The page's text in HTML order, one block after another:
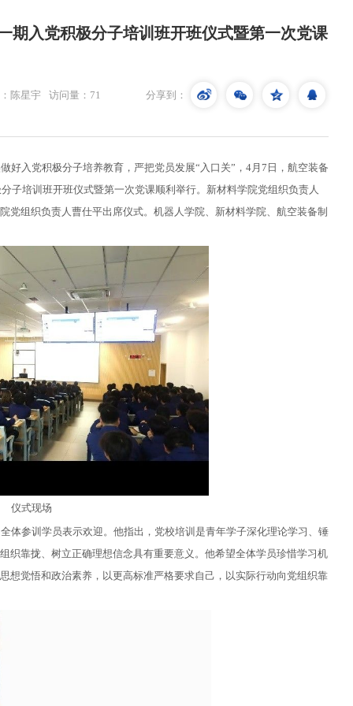
期入党积极分子培训班开班仪式暨第一次党课
陈星宇 访问量： 71 分享到：
好入党积极分子培养教育，严把党员发展“入口关”，4月7日，航空装备
子培训班开班仪式暨第一次党课顺利举行。新材料学院党组织负责人
党组织负责人曹仕平出席仪式。机器人学院、新材料学院、航空装备制
仪式现场
体参训学员表示欢迎。他指出，党校培训是青年学子深化理论学习、锤
织靠拢、树立正确理想信念具有重要意义。他希望全体学员珍惜学习机
想觉悟和政治素养，以更高标准严格要求自己，以实际行动向党组织靠